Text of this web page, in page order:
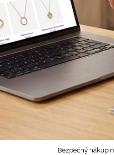
Bezpečný nákup